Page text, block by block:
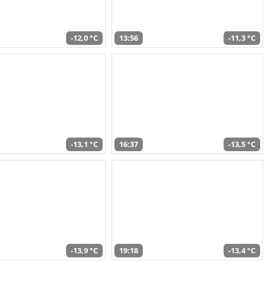
-12,0 °C 13:56 -11,3 °C
-13,1 °C 16:37 -13,5 °C
-13,9 °C 19:18 -13,4 °C